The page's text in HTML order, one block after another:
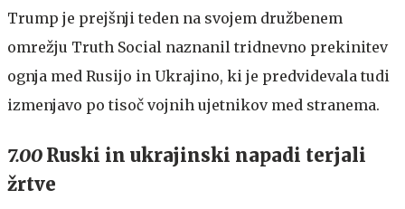
Trump je prejšnji teden na svojem družbenem
omrežju Truth Social naznanil tridnevno prekinitev
ognja med Rusijo in Ukrajino, ki je predvidevala tudi
izmenjavo po tisoč vojnih ujetnikov med stranema.
7.00 Ruski in ukrajinski napadi terjali
žrtve